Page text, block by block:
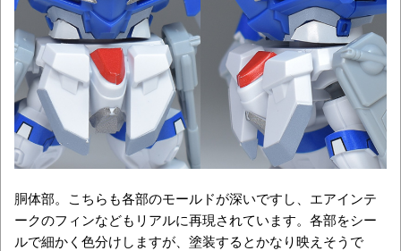
胴体部。こちらも各部のモールドが深いですし、エアインテ
ークのフィンなどもリアルに再現されています。各部をシー
ルで細かく色分けしますが、塗装するとかなり映えそうで